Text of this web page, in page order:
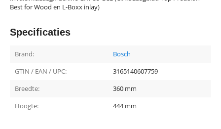
Best for Wood en L-Boxx inlay)
Specificaties
Brand:
Bosch
GTIN / EAN / UPC:
3165140607759
Breedte:
360 mm
Hoogte:
444 mm